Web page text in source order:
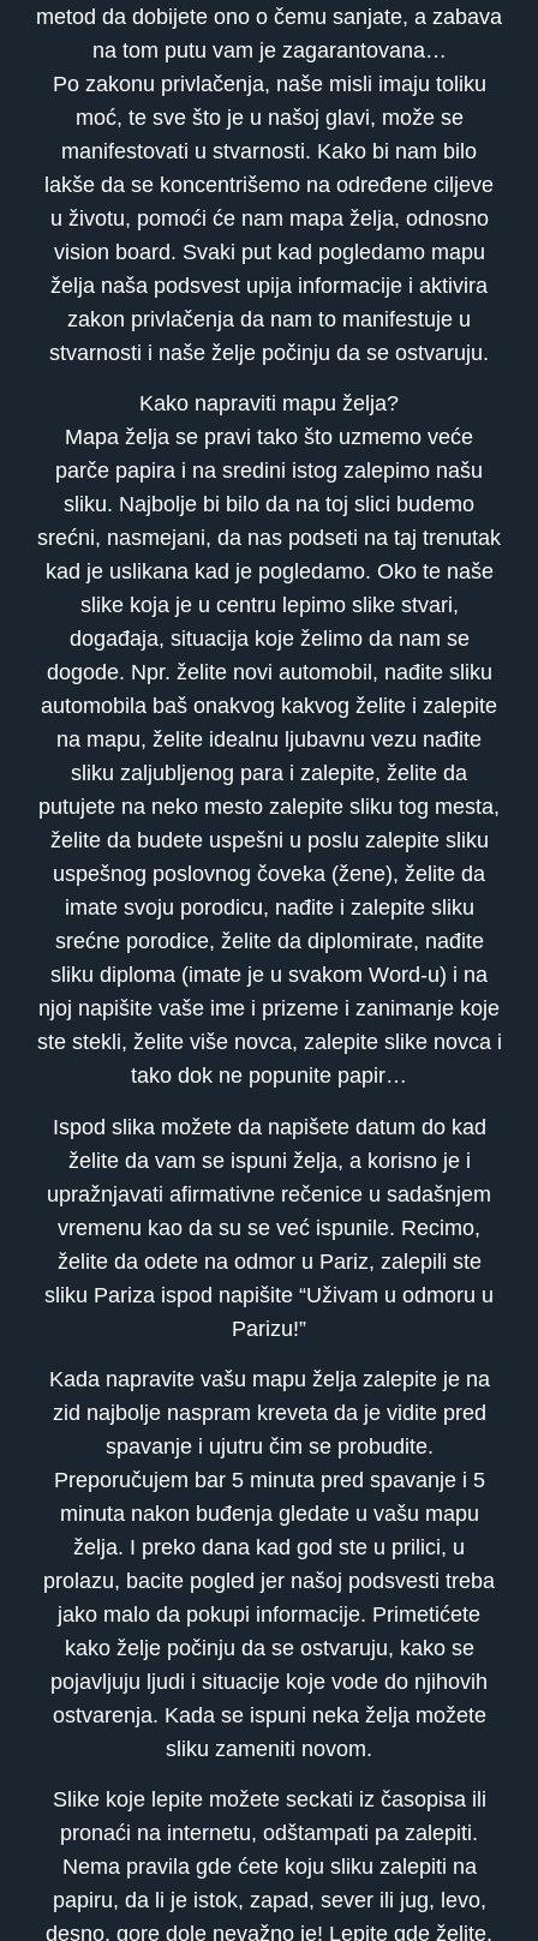
metod da dobijete ono o čemu sanjate, a zabava
na tom putu vam je zagarantovana…
Po zakonu privlačenja, naše misli imaju toliku
moć, te sve što je u našoj glavi, može se
manifestovati u stvarnosti. Kako bi nam bilo
lakše da se koncentrišemo na određene ciljeve
u životu, pomoći će nam mapa želja, odnosno
vision board. Svaki put kad pogledamo mapu
želja naša podsvest upija informacije i aktivira
zakon privlačenja da nam to manifestuje u
stvarnosti i naše želje počinju da se ostvaruju.
Kako napraviti mapu želja?
Mapa želja se pravi tako što uzmemo veće
parče papira i na sredini istog zalepimo našu
sliku. Najbolje bi bilo da na toj slici budemo
srećni, nasmejani, da nas podseti na taj trenutak
kad je uslikana kad je pogledamo. Oko te naše
slike koja je u centru lepimo slike stvari,
događaja, situacija koje želimo da nam se
dogode. Npr. želite novi automobil, nađite sliku
automobila baš onakvog kakvog želite i zalepite
na mapu, želite idealnu ljubavnu vezu nađite
sliku zaljubljenog para i zalepite, želite da
putujete na neko mesto zalepite sliku tog mesta,
želite da budete uspešni u poslu zalepite sliku
uspešnog poslovnog čoveka (žene), želite da
imate svoju porodicu, nađite i zalepite sliku
srećne porodice, želite da diplomirate, nađite
sliku diploma (imate je u svakom Word-u) i na
njoj napišite vaše ime i prizeme i zanimanje koje
ste stekli, želite više novca, zalepite slike novca i
tako dok ne popunite papir…
Ispod slika možete da napišete datum do kad
želite da vam se ispuni želja, a korisno je i
upražnjavati afirmativne rečenice u sadašnjem
vremenu kao da su se već ispunile. Recimo,
želite da odete na odmor u Pariz, zalepili ste
sliku Pariza ispod napišite “Uživam u odmoru u
Parizu!”
Kada napravite vašu mapu želja zalepite je na
zid najbolje naspram kreveta da je vidite pred
spavanje i ujutru čim se probudite.
Preporučujem bar 5 minuta pred spavanje i 5
minuta nakon buđenja gledate u vašu mapu
želja. I preko dana kad god ste u prilici, u
prolazu, bacite pogled jer našoj podsvesti treba
jako malo da pokupi informacije. Primetićete
kako želje počinju da se ostvaruju, kako se
pojavljuju ljudi i situacije koje vode do njihovih
ostvarenja. Kada se ispuni neka želja možete
sliku zameniti novom.
Slike koje lepite možete seckati iz časopisa ili
pronaći na internetu, odštampati pa zalepiti.
Nema pravila gde ćete koju sliku zalepiti na
papiru, da li je istok, zapad, sever ili jug, levo,
desno, gore dole nevažno je! Lepite gde želite,